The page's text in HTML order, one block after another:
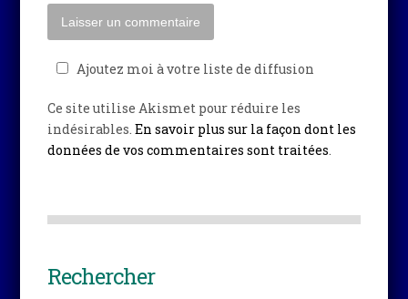
Ajoutez moi à votre liste de diffusion
Ce site utilise Akismet pour réduire les
indésirables.En savoir plus sur la façon dont les
données de vos commentaires sont traitées.
Rechercher